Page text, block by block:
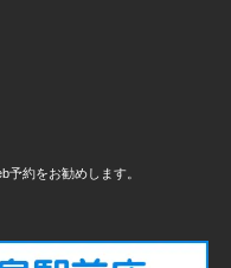
約をお勧めします。